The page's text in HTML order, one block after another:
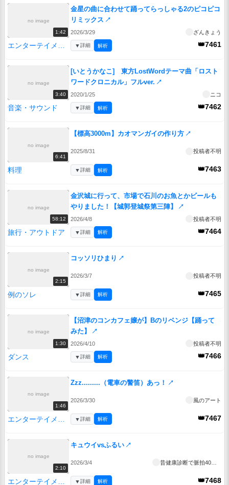
no image
1:42
金星の曲に合わせて踊ってらっしゃる2のピコピコ
リミックス ↗
2026/3/29 ざんきょう
エンターテイメント 👑7461
▼詳細 解析
no image
3:40
[いとうかなこ] 東方LostWordテーマ曲「ロスト
ワードクロニカル」フルver. ↗
2020/1/25 ニコ
音楽・サウンド 👑7462
▼詳細 解析
no image
6:41
【標高3000m】カオマンガイの作り方 ↗
2025/8/31 投稿者不明
料理 👑7463
▼詳細 解析
no image
58:12
金沢城に行って、市場で石川のお魚とかビールも
やりました！【城郭登城祭第三陣】
↗
2026/4/8 投稿者不明
旅行・アウトドア 👑7464
▼詳細 解析
no image
2:15
コッソリひまり ↗
2026/3/7 投稿者不明
例のソレ 👑7465
▼詳細 解析
no image
1:30
【沼津のコンカフェ嬢が】Bのリベンジ【踊って
みた】
↗
2026/4/10 投稿者不明
ダンス 👑7466
▼詳細 解析
no image
1:46
Zzz.........（電車の警笛）あっ！ ↗
2026/3/30 風のアート
👑7467
▼詳細 解析
no image
2:10
キュウイvsふるい ↗
2026/3/4
👑7468
▼詳細 解析